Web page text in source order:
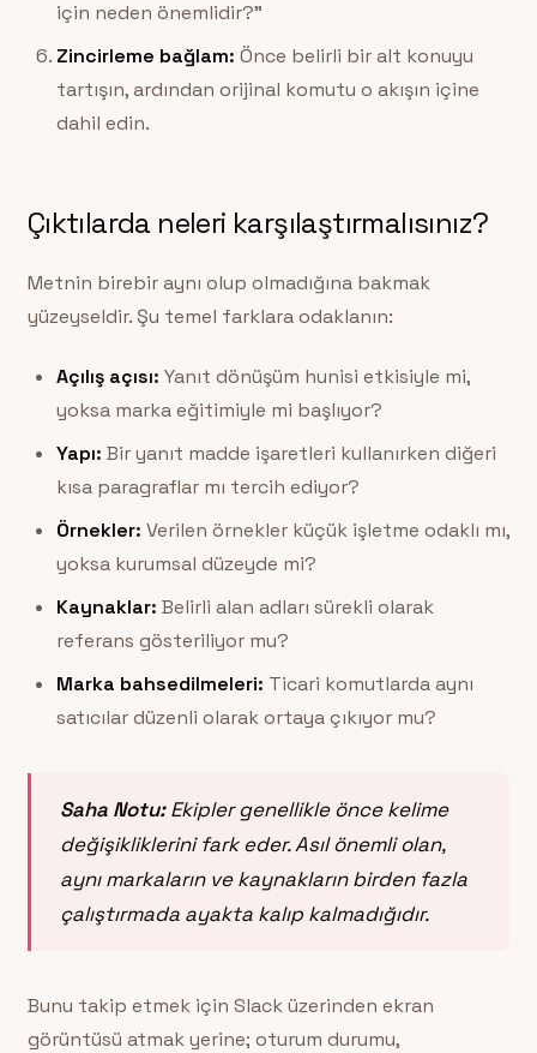
için neden önemlidir?”
Zincirleme bağlam: Önce belirli bir alt konuyu
tartışın, ardından orijinal komutu o akışın içine
dahil edin.
Çıktılarda neleri karşılaştırmalısınız?
Metnin birebir aynı olup olmadığına bakmak
yüzeyseldir. Şu temel farklara odaklanın:
Açılış açısı: Yanıt dönüşüm hunisi etkisiyle mi,
yoksa marka eğitimiyle mi başlıyor?
Yapı: Bir yanıt madde işaretleri kullanırken diğeri
kısa paragraflar mı tercih ediyor?
Örnekler: Verilen örnekler küçük işletme odaklı mı,
yoksa kurumsal düzeyde mi?
Kaynaklar: Belirli alan adları sürekli olarak
referans gösteriliyor mu?
Marka bahsedilmeleri: Ticari komutlarda aynı
satıcılar düzenli olarak ortaya çıkıyor mu?
Saha Notu:Ekipler genellikle önce kelime
değişikliklerini fark eder. Asıl önemli olan,
aynı markaların ve kaynakların birden fazla
çalıştırmada ayakta kalıp kalmadığıdır.
Bunu takip etmek için Slack üzerinden ekran
görüntüsü atmak yerine; oturum durumu,